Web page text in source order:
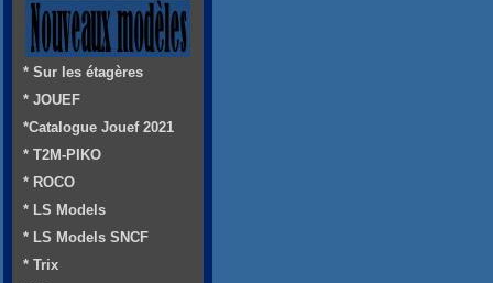
* Sur les étagères
* JOUEF
*Catalogue Jouef 2021
* T2M-PIKO
* ROCO
* LS Models
* LS Models SNCF
* Trix